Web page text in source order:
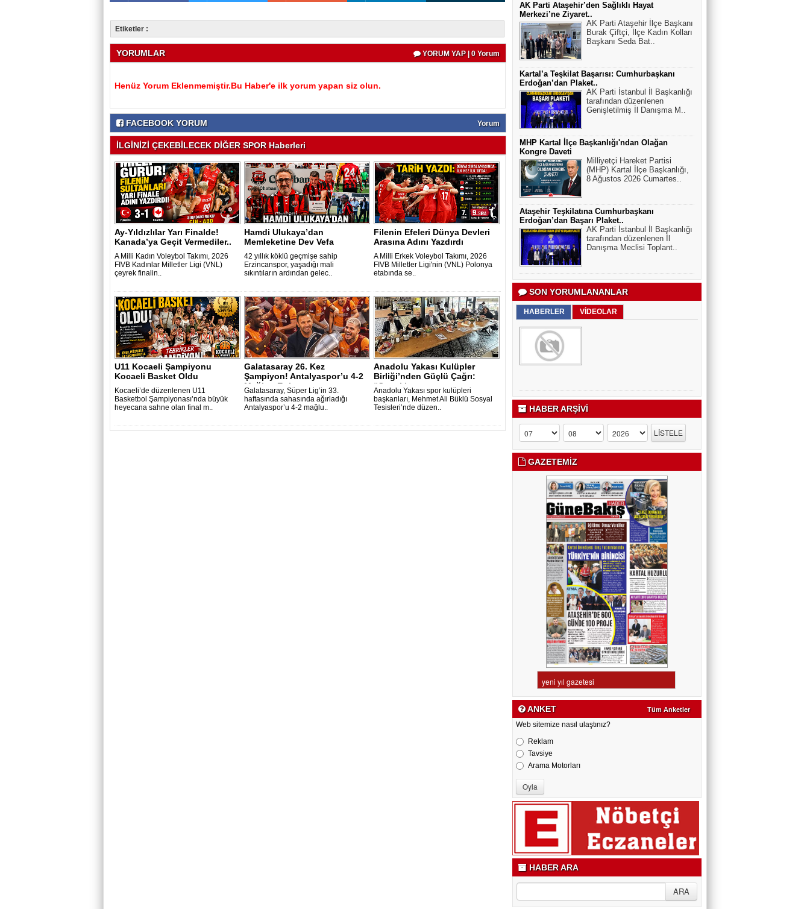
Etiketler :
YORUMLAR YORUM YAP | 0 Yorum
Henüz Yorum Eklenmemiştir.Bu Haber'e ilk yorum yapan siz olun.
FACEBOOK YORUM Yorum
İLGİNİZİ ÇEKEBİLECEK DİĞER SPOR Haberleri
Ay-Yıldızlılar Yarı Finalde!
Kanada’ya Geçit Vermediler..
A Milli Kadın Voleybol Takımı, 2026
FIVB Kadınlar Milletler Ligi (VNL)
çeyrek finalin..
Hamdi Ulukaya’dan
Memleketine Dev Vefa
42 yıllık köklü geçmişe sahip
Erzincanspor, yaşadığı mali
sıkıntıların ardından gelec..
Filenin Efeleri Dünya Devleri
Arasına Adını Yazdırdı
A Milli Erkek Voleybol Takımı, 2026
FIVB Milletler Ligi'nin (VNL) Polonya
etabında se..
U11 Kocaeli Şampiyonu
Kocaeli Basket Oldu
Kocaeli’de düzenlenen U11
Basketbol Şampiyonası’nda büyük
heyecana sahne olan final m..
Galatasaray 26. Kez
Şampiyon! Antalyaspor’u 4-2
Mağlup Etti..
Galatasaray, Süper Lig’in 33.
haftasında sahasında ağırladığı
Antalyaspor’u 4-2 mağlu..
Anadolu Yakası Kulüpler
Birliği’nden Güçlü Çağrı:
“Çocukları..
Anadolu Yakası spor kulüpleri
başkanları, Mehmet Ali Büklü Sosyal
Tesisleri’nde düzen..
AK Parti Ataşehir’den Sağlıklı Hayat
Merkezi’ne Ziyaret..
AK Parti Ataşehir İlçe Başkanı
Burak Çiftçi, İlçe Kadın Kolları
Başkanı Seda Bat..
Kartal’a Teşkilat Başarısı: Cumhurbaşkanı
Erdoğan’dan Plaket..
AK Parti İstanbul İl Başkanlığı
tarafından düzenlenen
Genişletilmiş İl Danışma M..
MHP Kartal İlçe Başkanlığı'ndan Olağan
Kongre Daveti
Milliyetçi Hareket Partisi
(MHP) Kartal İlçe Başkanlığı,
8 Ağustos 2026 Cumartes..
Ataşehir Teşkilatına Cumhurbaşkanı
Erdoğan’dan Başarı Plaket..
AK Parti İstanbul İl Başkanlığı
tarafından düzenlenen İl
Danışma Meclisi Toplant..
SON YORUMLANANLAR
HABERLER VİDEOLAR
HABER ARŞİVİ
GAZETEMİZ
ANKET Tüm Anketler
Web sitemize nasıl ulaştınız?
Reklam
Tavsiye
Arama Motorları
HABER ARA